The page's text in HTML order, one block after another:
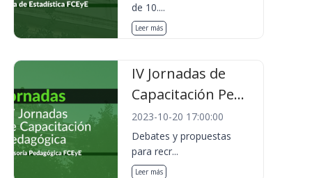
de 10....
Leer más
IV Jornadas de
Capacitación Pe...
2023-10-20 17:00:00
Debates y propuestas
para recr...
Leer más